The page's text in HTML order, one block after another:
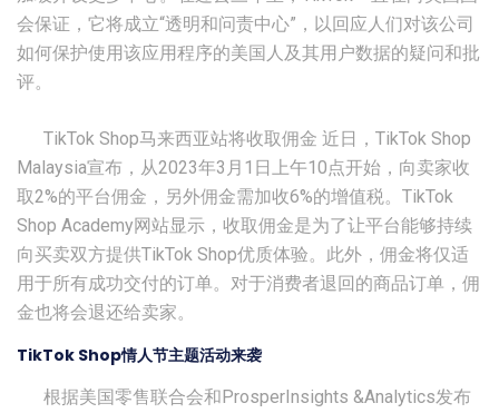
会保证，它将成立“透明和问责中心”，以回应人们对该公司
如何保护使用该应用程序的美国人及其用户数据的疑问和批
评。
TikTok Shop马来西亚站将收取佣金 近日，TikTok Shop
Malaysia宣布，从2023年3月1日上午10点开始，向卖家收
取2%的平台佣金，另外佣金需加收6%的增值税。TikTok
Shop Academy网站显示，收取佣金是为了让平台能够持续
向买卖双方提供TikTok Shop优质体验。此外，佣金将仅适
用于所有成功交付的订单。对于消费者退回的商品订单，佣
金也将会退还给卖家。
TikTok Shop情人节主题活动来袭
根据美国零售联合会和ProsperInsights &Analytics发布